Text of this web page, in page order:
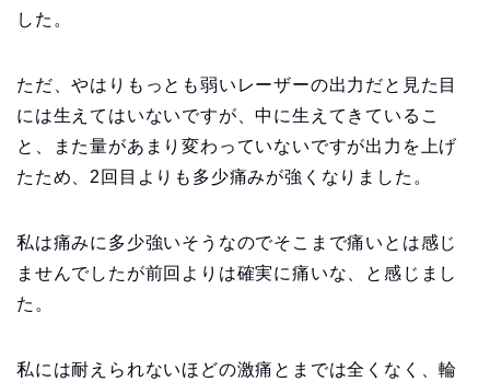
した。
ただ、やはりもっとも弱いレーザーの出力だと見た目
には生えてはいないですが、中に生えてきているこ
と、また量があまり変わっていないですが出力を上げ
たため、2回目よりも多少痛みが強くなりました。
私は痛みに多少強いそうなのでそこまで痛いとは感じ
ませんでしたが前回よりは確実に痛いな、と感じまし
た。
私には耐えられないほどの激痛とまでは全くなく、輪